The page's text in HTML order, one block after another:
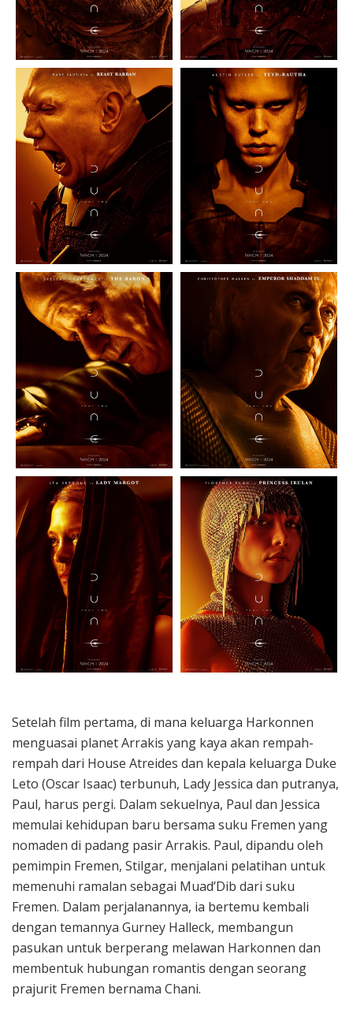
Setelah film pertama, di mana keluarga Harkonnen
menguasai planet Arrakis yang kaya akan rempah-
rempah dari House Atreides dan kepala keluarga Duke
Leto (Oscar Isaac) terbunuh, Lady Jessica dan putranya,
Paul, harus pergi. Dalam sekuelnya, Paul dan Jessica
memulai kehidupan baru bersama suku Fremen yang
nomaden di padang pasir Arrakis. Paul, dipandu oleh
pemimpin Fremen, Stilgar, menjalani pelatihan untuk
memenuhi ramalan sebagai Muad’Dib dari suku
Fremen. Dalam perjalanannya, ia bertemu kembali
dengan temannya Gurney Halleck, membangun
pasukan untuk berperang melawan Harkonnen dan
membentuk hubungan romantis dengan seorang
prajurit Fremen bernama Chani.